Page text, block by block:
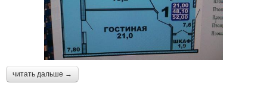
читать дальше →